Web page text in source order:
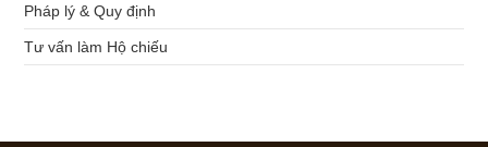
Pháp lý & Quy định
Tư vấn làm Hộ chiếu